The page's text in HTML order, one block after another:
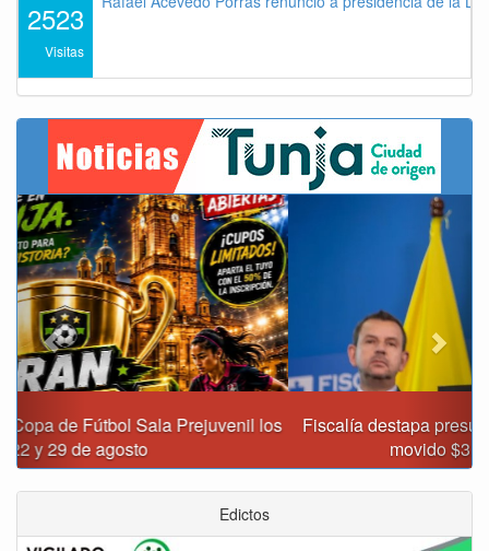
2523
Visitas
Fiscalía destapa presunta red de corrupción que habría
movido $3,1 billones en regalías
Previous Next
Edictos